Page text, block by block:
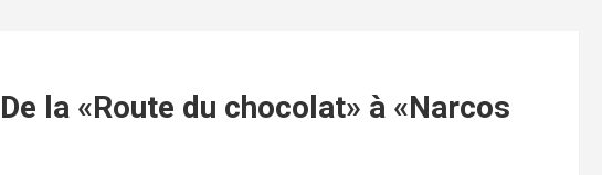
la «Route du chocolat» à «Narcos